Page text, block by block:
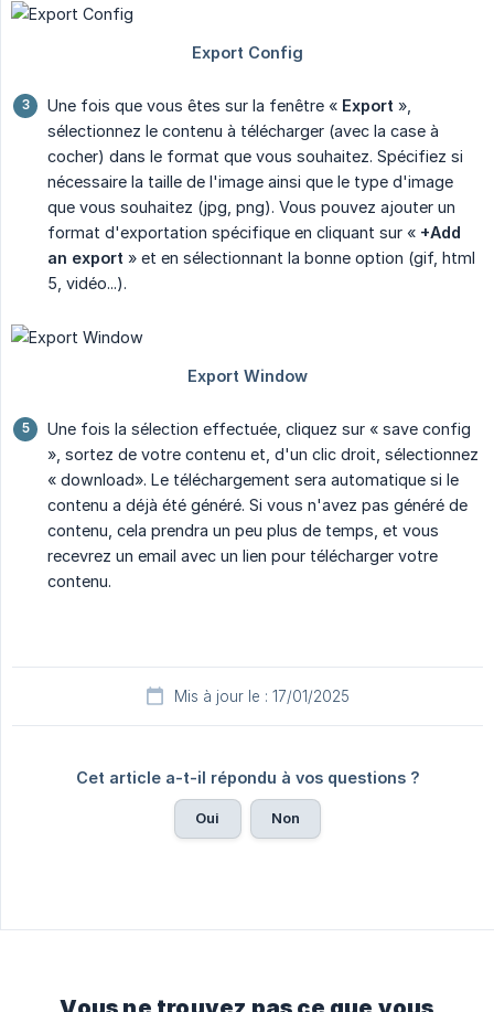
Une fois que vous êtes sur la fenêtre « Export »,
sélectionnez le contenu à télécharger (avec la case à
cocher) dans le format que vous souhaitez. Spécifiez si
nécessaire la taille de l'image ainsi que le type d'image
que vous souhaitez (jpg, png). Vous pouvez ajouter un
format d'exportation spécifique en cliquant sur « +Add
an export » et en sélectionnant la bonne option (gif, html
5, vidéo...).
Une fois la sélection effectuée, cliquez sur « save config
», sortez de votre contenu et, d'un clic droit, sélectionnez
« download». Le téléchargement sera automatique si le
contenu a déjà été généré. Si vous n'avez pas généré de
contenu, cela prendra un peu plus de temps, et vous
recevrez un email avec un lien pour télécharger votre
contenu.
Mis à jour le : 17/01/2025
Cet article a-t-il répondu à vos questions ?
Oui Non